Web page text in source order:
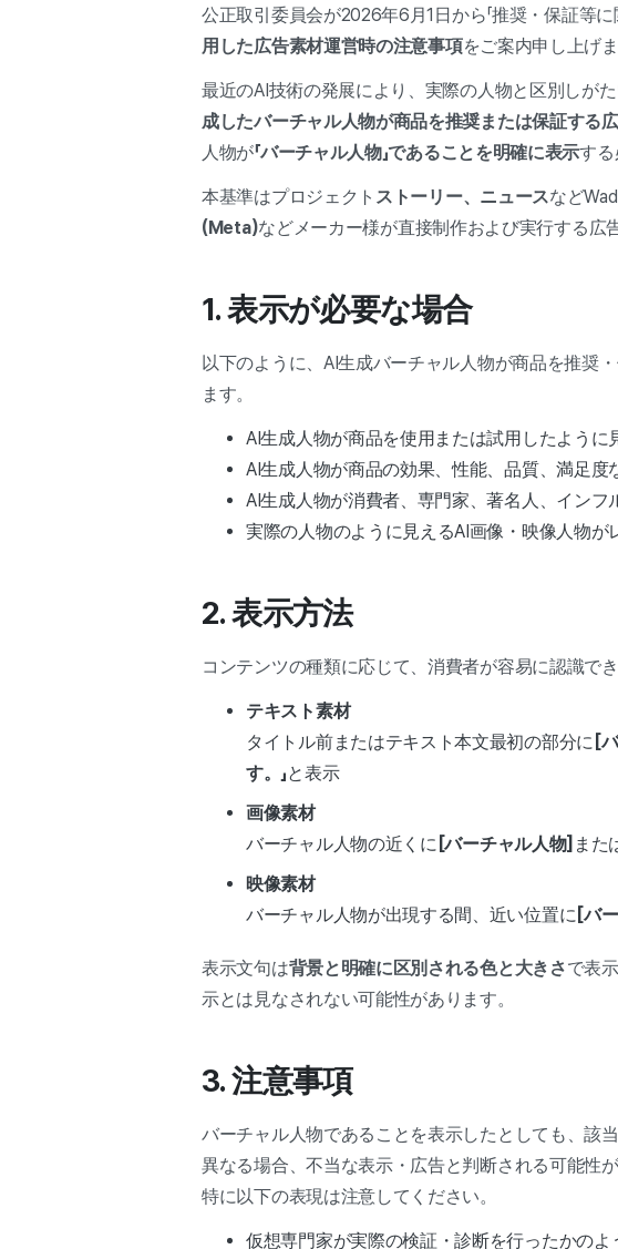
公正取引委員会が2026年6月1日から「推奨・保証等
用した広告素材運営時の注意事項をご案内申し上げま
最近のAI技術の発展により、実際の人物と区別しが
成したバーチャル人物が商品を推奨または保証する
人物が「バーチャル人物」であることを明確に表示する
本基準はプロジェクト ストーリー、ニュースなど
(Meta)などメーカー様が直接制作および実行する広
1. 表示が必要な場合
以下のように、AI生成バーチャル人物が商品を推奨
ます。
AI生成人物が商品を使用または試用したように
AI生成人物が商品の効果、性能、品質、満足度
AI生成人物が消費者、専門家、著名人、イン
実際の人物のように見えるAI画像・映像人物
2. 表示方法
コンテンツの種類に応じて、消費者が容易に認識で
テキスト素材
タイトル前またはテキスト本文最初の部分に [
す。」と表示
画像素材
バーチャル人物の近くに [バーチャル人物] また
映像素材
バーチャル人物が出現する間、近い位置に [バ
表示文句は背景と明確に区別される色と大きさで表
示とは見なされない可能性があります。
3. 注意事項
バーチャル人物であることを表示したとしても、該
異なる場合、不当な表示・広告と判断される可能性が
特に以下の表現は注意してください。
仮想専門家が実際の検証・診断を行ったかのよ